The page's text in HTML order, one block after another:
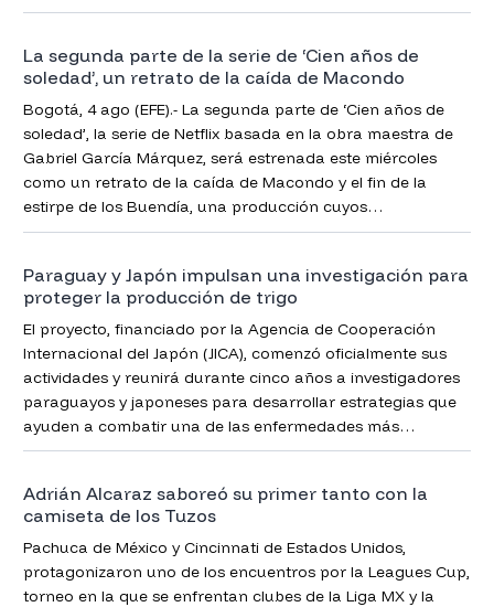
una manera más cercana y atractiva.
La segunda parte de la serie de ‘Cien años de
soledad’, un retrato de la caída de Macondo
Bogotá, 4 ago (EFE).- La segunda parte de ‘Cien años de
soledad’, la serie de Netflix basada en la obra maestra de
Gabriel García Márquez, será estrenada este miércoles
como un retrato de la caída de Macondo y el fin de la
estirpe de los Buendía, una producción cuyos
protagonistas aún no creen haberla sacado adelante por
Paraguay y Japón impulsan una investigación para
proteger la producción de trigo
El proyecto, financiado por la Agencia de Cooperación
Internacional del Japón (JICA), comenzó oficialmente sus
actividades y reunirá durante cinco años a investigadores
paraguayos y japoneses para desarrollar estrategias que
ayuden a combatir una de las enfermedades más
perjudiciales para el cultivo de trigo.
Adrián Alcaraz saboreó su primer tanto con la
camiseta de los Tuzos
Pachuca de México y Cincinnati de Estados Unidos,
protagonizaron uno de los encuentros por la Leagues Cup,
torneo en la que se enfrentan clubes de la Liga MX y la